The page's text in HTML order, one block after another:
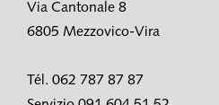
Via Cantonale 8
6805 Mezzovico-Vira
Tél. 062 787 87 87